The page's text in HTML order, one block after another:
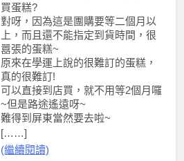
買蛋糕?
對呀，因為這是團購要等二個月以
上，而且還不能指定到貨時間，很
囂張的蛋糕~
原來在學運上說的很難訂的蛋糕，
真的很難訂!
可以直接到店買，就不用等2個月囉
~但是路途遙遠呀~
難得到屏東當然要去啦~
[……]
(繼續閱讀)